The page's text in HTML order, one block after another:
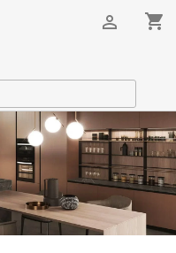
shopping_cart
